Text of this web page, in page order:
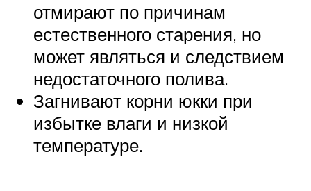
отмирают по причинам
естественного старения, но
может являться и следствием
недостаточного полива.
Загнивают корни юкки при
избытке влаги и низкой
температуре.